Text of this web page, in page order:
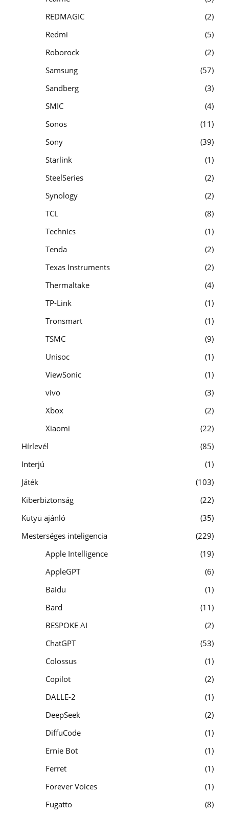
REDMAGIC
2
Redmi
5
Roborock
2
Samsung
57
Sandberg
3
SMIC
4
Sonos
11
Sony
39
Starlink
1
SteelSeries
2
Synology
2
TCL
8
Technics
1
Tenda
2
Texas Instruments
2
Thermaltake
4
TP-Link
1
Tronsmart
1
TSMC
9
Unisoc
1
ViewSonic
1
vivo
3
Xbox
2
Xiaomi
22
Hírlevél
85
Interjú
1
Játék
103
Kiberbiztonság
22
Kütyü ajánló
35
Mesterséges inteligencia
229
Apple Intelligence
19
AppleGPT
6
Baidu
1
Bard
11
BESPOKE AI
2
ChatGPT
53
Colossus
1
Copilot
2
DALLE-2
1
DeepSeek
2
DiffuCode
1
Ernie Bot
1
Ferret
1
Forever Voices
1
Fugatto
8